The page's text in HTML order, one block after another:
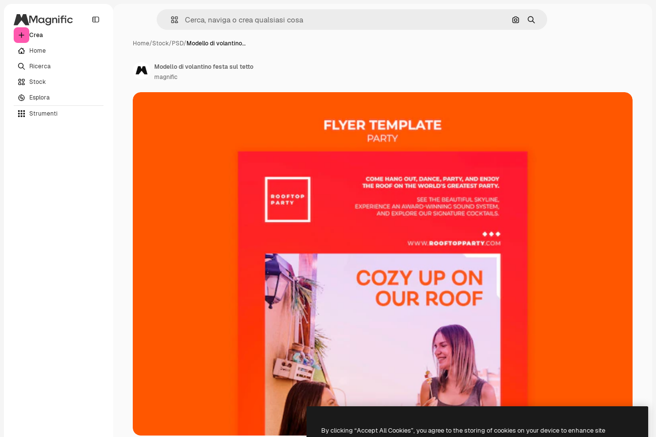
Crea
Home
Ricerca
Stock
Esplora
Strumenti
Cerca per immagine
Ricerca
Home/Stock/PSD/Modello di volantino…
Modello di volantino festa sul tetto
magnific
By clicking “Accept All Cookies”, you agree to the storing of cookies on your device to enhance site